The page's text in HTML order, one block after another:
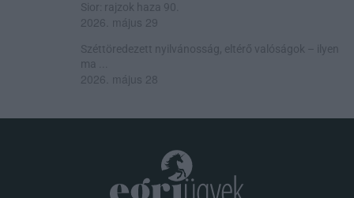
Sior: rajzok haza 90.
2026. május 29
Széttöredezett nyilvánosság, eltérő valóságok – ilyen
ma ...
2026. május 28